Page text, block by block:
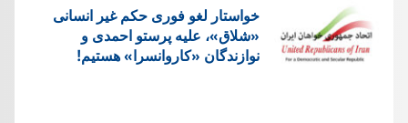
خواستار لغو فوری حکم غیر انسانی
«شلاق»، علیه پرستو احمدی و
نوازندگان «کاروانسرا» هستیم!